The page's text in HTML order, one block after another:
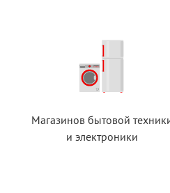
Магазинов бытовой
и электроники